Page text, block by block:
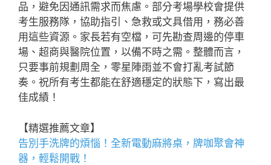
品，避免因通訊需求而焦慮。部分考場學校會提供
考生服務隊，協助指引、急救或文具借用，務必善
用這些資源。家長若有空檔，可先勘查周邊的停車
場、超商與醫院位置，以備不時之需。整體而言，
只要事前規劃周全，零星陣雨並不會打亂考試節
奏。祝所有考生都能在舒適穩定的狀態下，寫出最
佳成績！
【精選推薦文章】
告別手洗牌的煩惱！全新電動麻將桌 ，牌咖聚會神
器，輕鬆開戰！